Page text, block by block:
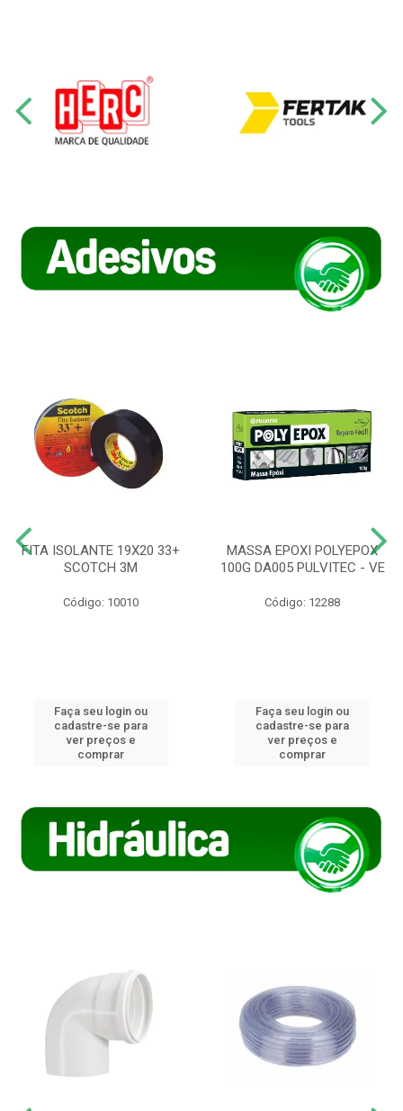
FITA ISOLANTE 19X20 33+
SCOTCH 3M
Código: 10010
Faça seu login ou
cadastre-se para
ver preços e
comprar
MASSA EPOXI POLYEPOX
100G DA005 PULVITEC - VE
Código: 12288
Faça seu login ou
cadastre-se para
ver preços e
comprar